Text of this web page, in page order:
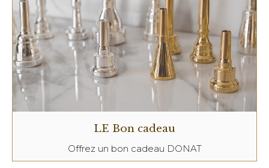
LE Bon cadeau
Offrez un bon cadeau DONAT